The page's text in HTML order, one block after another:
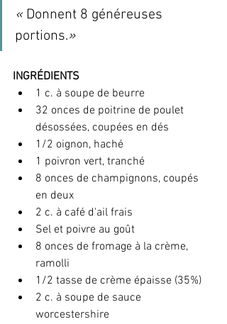
« Donnent 8 généreuses
portions.»
INGRÉDIENTS
1 c. à soupe de beurre
32 onces de poitrine de poulet
désossées, coupées en dés
1/2 oignon, haché
1 poivron vert, tranché
8 onces de champignons, coupés
en deux
2 c. à café d'ail frais
Sel et poivre au goût
8 onces de fromage à la crème,
ramolli
1/2 tasse de crème épaisse (35%)
2 c. à soupe de sauce
worcestershire